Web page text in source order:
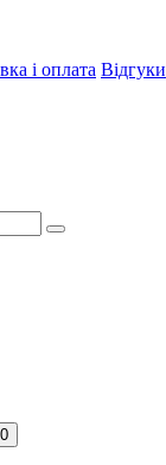
і оплата Відгуки
0